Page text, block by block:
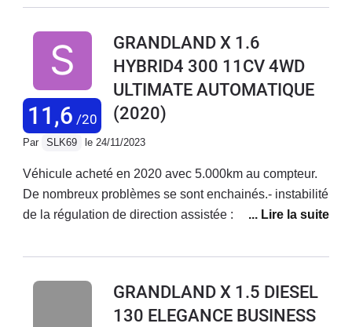
juste prévoir pour notre model 1,2l pure-tech 130cv, le
max et aussi la vidange de la boite auto tous les
60000kms IMPÉRATIF sa c'est obligatoire si vous
voulez éviter les voyants moteurs à répétitions. C'est
vraiment dommage car l'Opel Grandlandx et vraiment
agréable et confortable.
11,6 /20
GRANDLAND X 1.6
HYBRID4 300 11CV 4WD
ULTIMATE AUTOMATIQUE
(2020)
Par SLK69 le 24/11/2023
Véhicule acheté en 2020 avec 5.000km au compteur.
De nombreux problèmes se sont enchainés.- instabilité
de la régulation de direction assistée : remplacement
Problème résolu.- une dizaine de mise à jour / rappels
diagnostics console infructueux (tarifs variables entre
48 et 127€ !)- 4 dépannages (2 OPEL assistance, 2
GRANDLAND X 1.5 DIESEL
130 ELEGANCE BUSINESS